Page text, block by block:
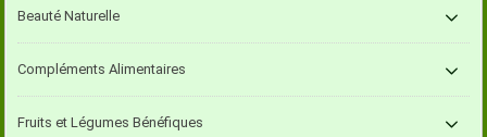
Beauté Naturelle
Compléments Alimentaires
Fruits et Légumes Bénéfiques